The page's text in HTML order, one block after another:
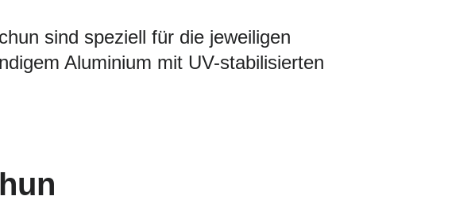
sind speziell für die jeweiligen
Aluminium mit UV-stabilisierten